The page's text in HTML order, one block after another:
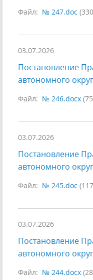
Файл: № 247.doc
03.07.2026
Постановление
автономного
Файл: № 246.docx
03.07.2026
Постановление
автономного
Файл: № 245.doc
03.07.2026
Постановление
автономного
Файл: № 244.docx